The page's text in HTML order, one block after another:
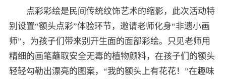
点彩彩绘是民间传统纹饰艺术的缩影，此次活动特
别设置“额头点彩”体验环节，邀请老师化身“非遗小画
师”，为孩子们带来别开生面的面部彩绘。只见老师用
精细的画笔蘸取安全无毒的植物颜料，在孩子们的额头
轻轻勾勒出漂亮的图案，“我的额头上有花花！”在趣味